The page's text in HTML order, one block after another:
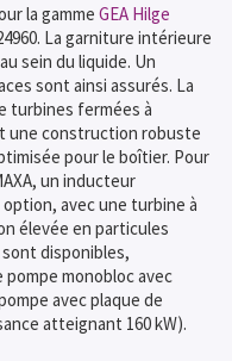
la gamme GEA Hilge
La garniture intérieure
sein du liquide. Un
sont ainsi assurés. La
turbines fermées à
une construction robuste
pour le boîtier. Pour
un inducteur
avec une turbine à
élevée en particules
disponibles,
monobloc avec
avec plaque de
atteignant 160 kW).